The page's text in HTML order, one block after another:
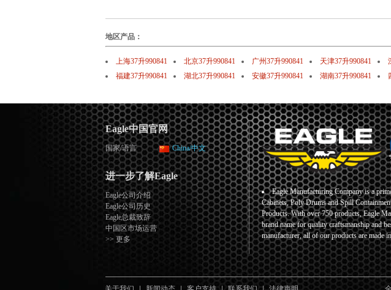
地区产品：
上海37升990841 北京37升990841 广州37升990841 天津37升990841
福建37升990841
湖北37升990841 安徽37升990841 湖南37升990841
Eagle中国官网
国家/语言 China/中文
进一步了解Eagle
Eagle公司介绍
Eagle公司历史
Eagle总裁致辞
中国区市场运营
>> 更多
Eagle Manufacturing Company is a
Cabinets, Poly Drums and Spill
Products. With over 750 products, Eagle
brand name for quality craftsmanship and
manufacturer, all of our products are made